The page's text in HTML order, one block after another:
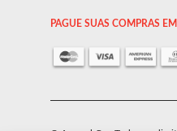
PAGUE SUAS COMPRAS